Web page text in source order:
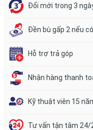
Đổi mới trong 3
Đền bù gấp 2 nếu
Hỗ trợ trả góp
Nhận hàng thanh
Kỹ thuật viên 15
Tư vấn tận tâm 24/